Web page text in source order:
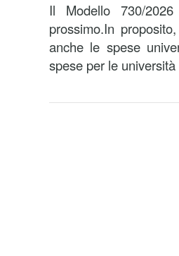
Il Modello 730/
prossimo.In
anche le spese
spese per le